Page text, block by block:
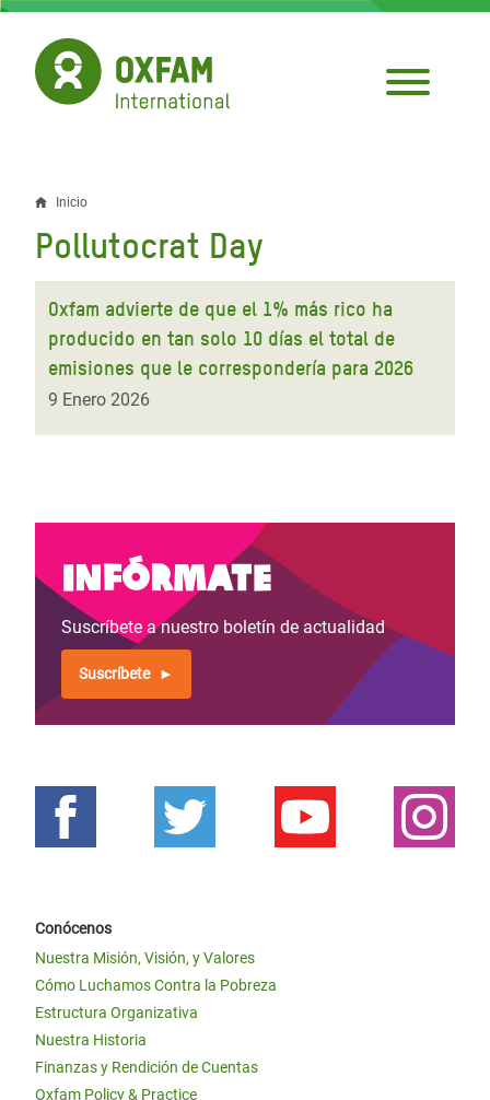
Pasar
contenido
principal
Sobrescribir
enlaces
de
ayuda
la
Inicio
Pollutocrat Day
Oxfam advierte de que el 1% más rico ha
producido en tan solo 10 días el total de
emisiones que le correspondería para 2026
9 Enero 2026
Infórmate
Suscríbete a nuestro boletín de actualidad
Suscríbete
Conócenos
Nuestra Misión, Visión, y Valores
Cómo Luchamos Contra la Pobreza
Estructura Organizativa
Nuestra Historia
Finanzas y Rendición de Cuentas
Oxfam Policy & Practice